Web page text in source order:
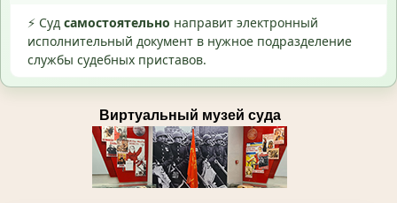
⚡ Суд самостоятельно направит электронный
исполнительный документ в нужное подразделение
службы судебных приставов.
Виртуальный музей суда